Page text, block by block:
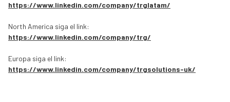
https://www.linkedin.com/company/trglatam/
North America siga el link:
https://www.linkedin.com/company/trg/
Europa siga el link:
https://www.linkedin.com/company/trgsolutions-uk/